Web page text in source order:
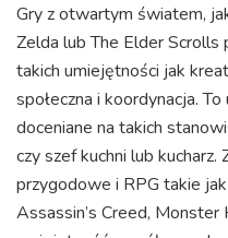
Gry z otwartym światem,
Zelda lub The Elder Scrolls
takich umiejętności jak
społeczna i koordynacja.
doceniane na takich
czy szef kuchni lub
przygodowe i RPG takie
Assassin’s Creed,